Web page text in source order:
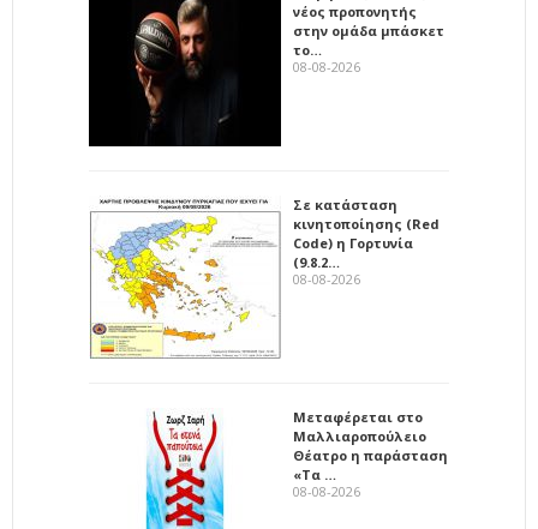
νέος προπονητής
στην ομάδα μπάσκετ
το…
08-08-2026
Σε κατάσταση
κινητοποίησης (Red
Code) η Γορτυνία
(9.8.2…
08-08-2026
Μεταφέρεται στο
Μαλλιαροπούλειο
Θέατρο η παράσταση
«Τα …
08-08-2026